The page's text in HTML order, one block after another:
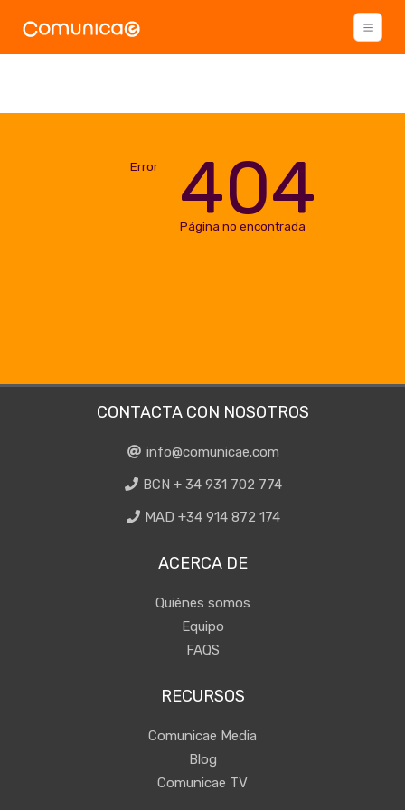
Error 404
Página no encontrada
CONTACTA CON NOSOTROS
info@comunicae.com
BCN + 34 931 702 774
MAD +34 914 872 174
ACERCA DE
Quiénes somos
Equipo
FAQS
RECURSOS
Comunicae Media
Blog
Comunicae TV